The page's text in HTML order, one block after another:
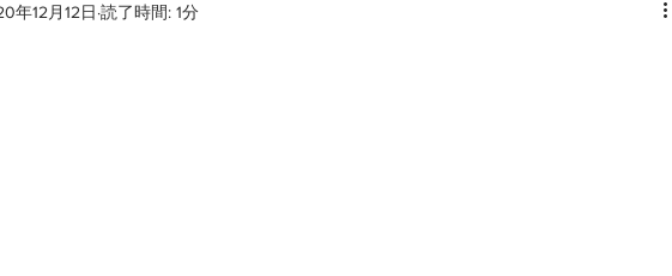
年12月12日 読了時間: 1分